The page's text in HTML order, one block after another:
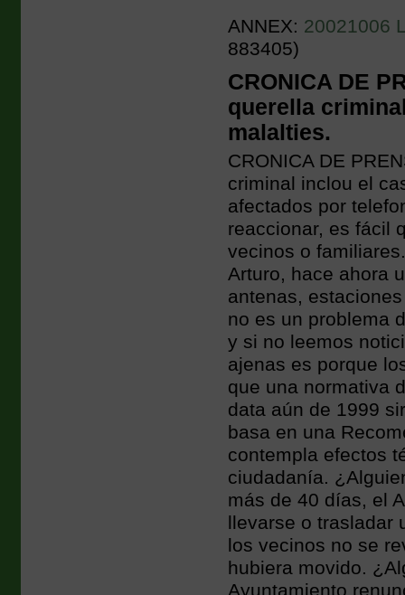
ANNEX: 20021006
883405)
CRONICA DE
querella
malalties.
CRONICA DE
criminal inclou el
afectados por
reaccionar, es fácil
vecinos o
Arturo, hace ahora
antenas,
no es un problema
y si no leemos
ajenas es porque
que una normativa
data aún de 1999
basa en una
contempla efectos
ciudadanía.
más de 40 días, el
llevarse o trasladar
los vecinos no se
hubiera movido.
Ayuntamiento